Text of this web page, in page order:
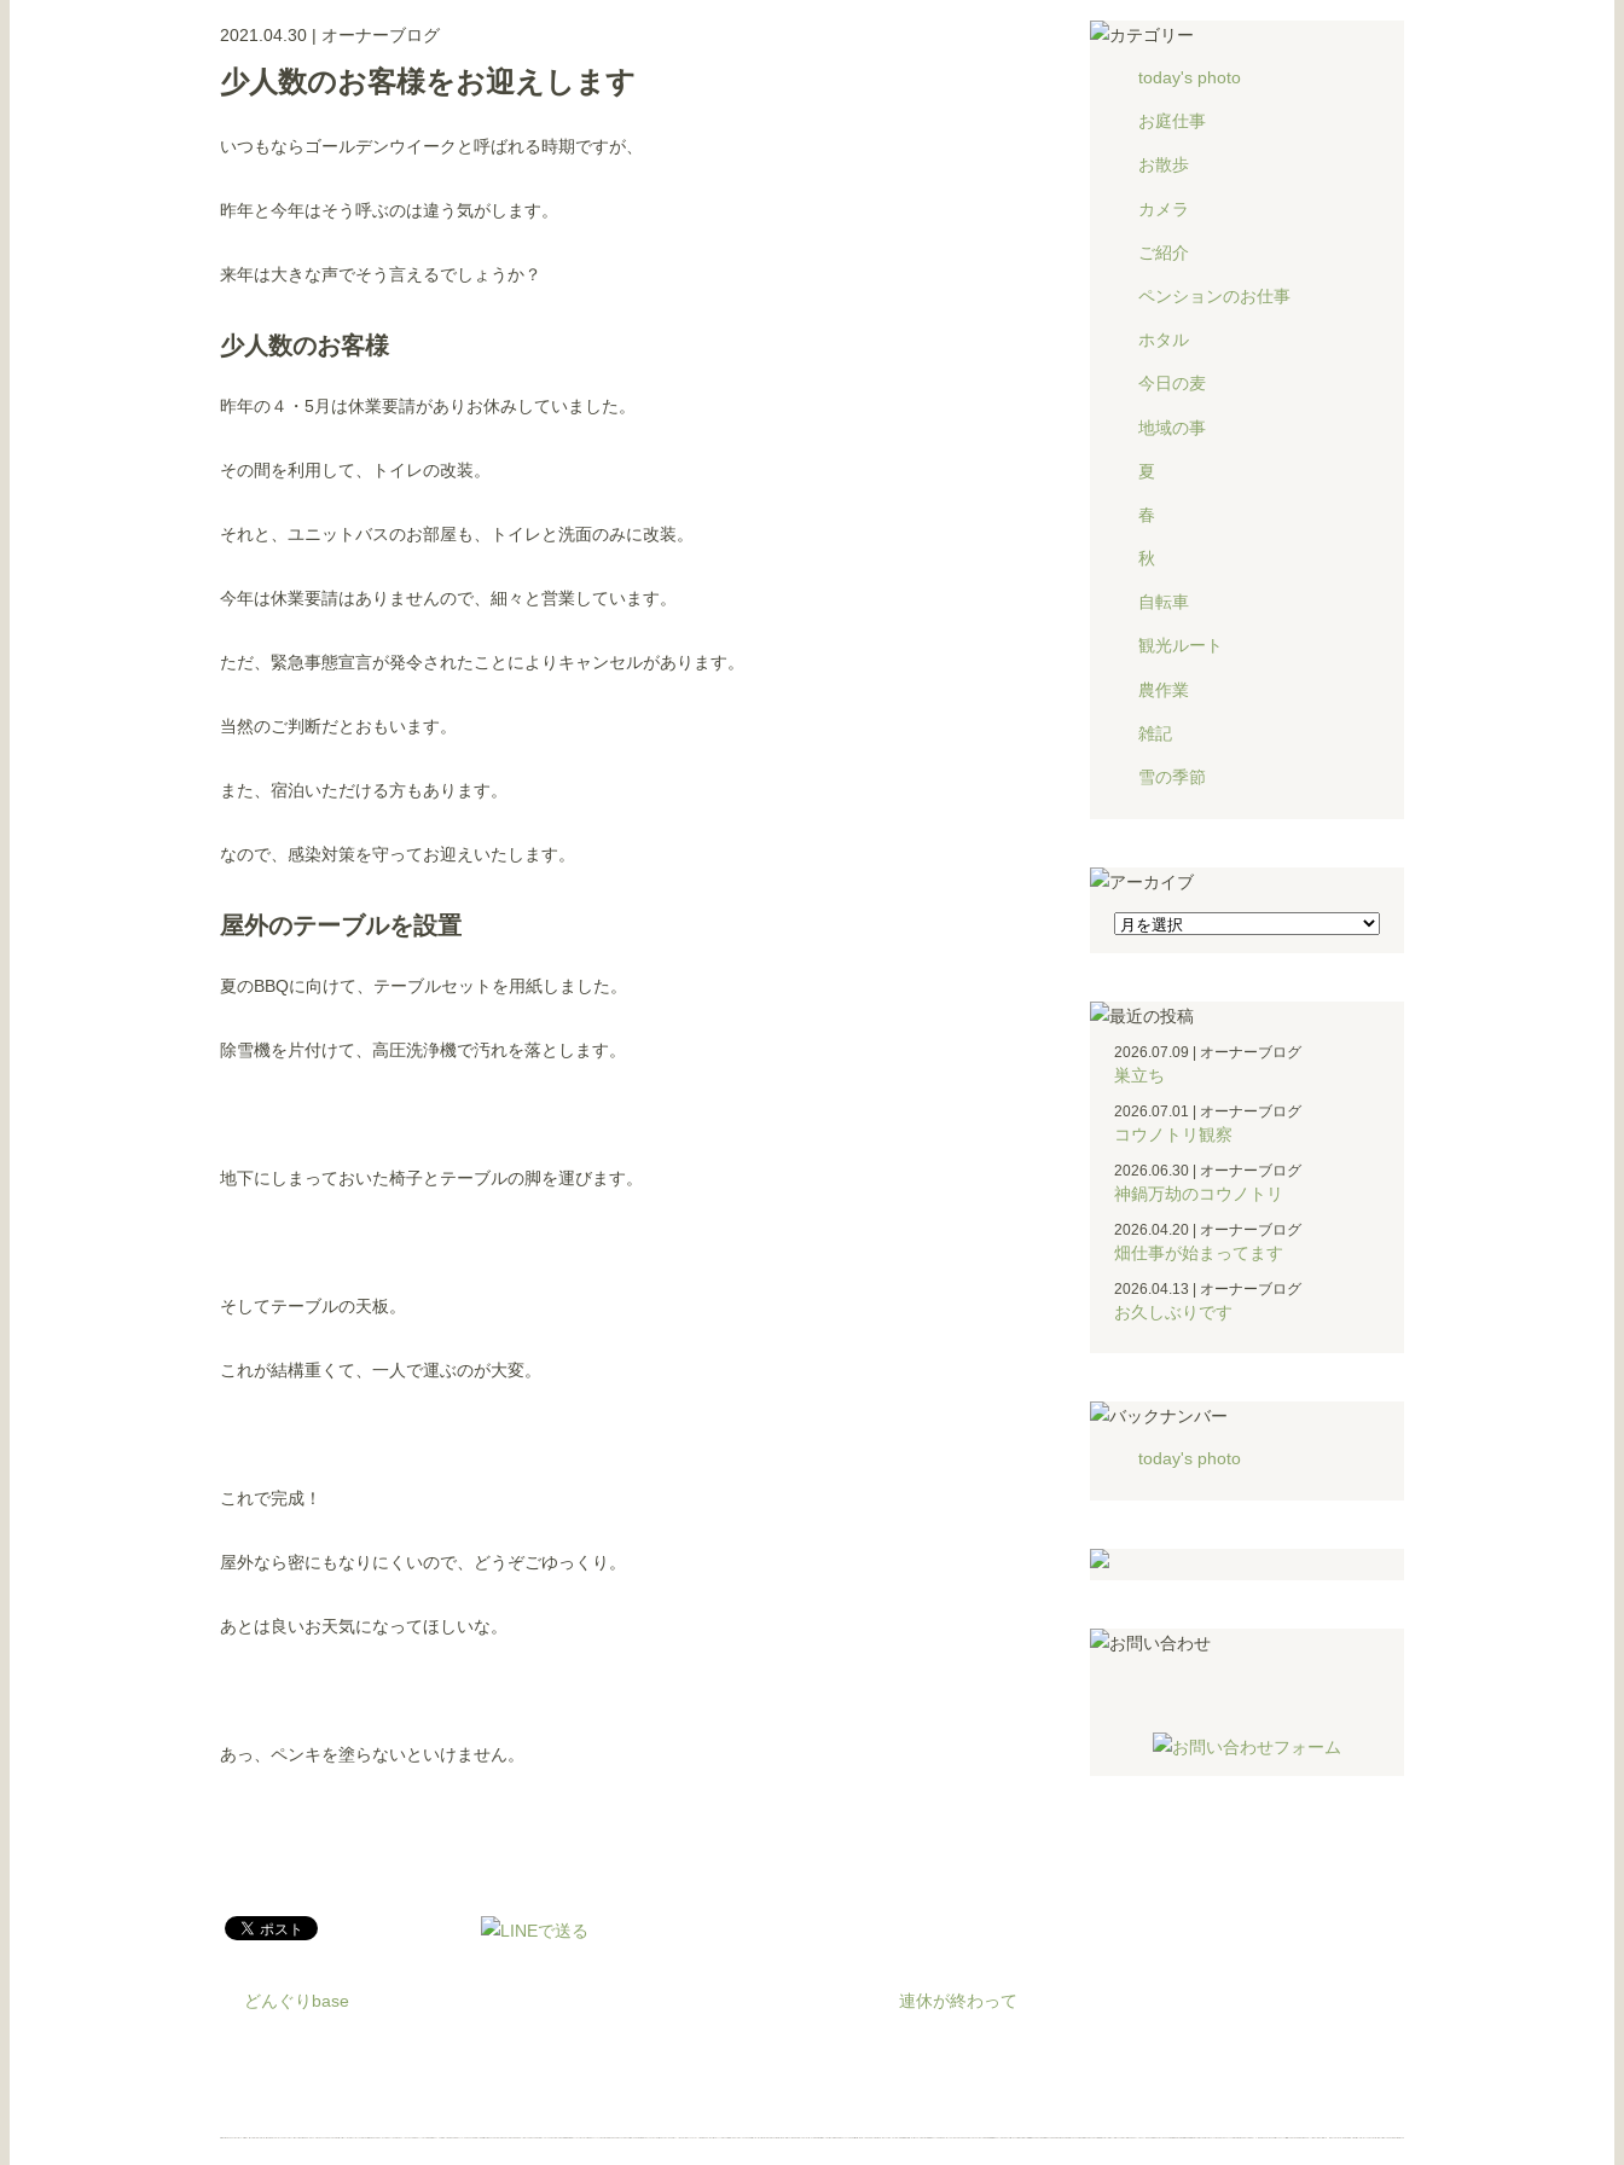
2021.04.30 | オーナーブログ
少人数のお客様をお迎えします
いつもならゴールデンウイークと呼ばれる時期ですが、
昨年と今年はそう呼ぶのは違う気がします。
来年は大きな声でそう言えるでしょうか？
少人数のお客様
昨年の４・5月は休業要請がありお休みしていました。
その間を利用して、トイレの改装。
それと、ユニットバスのお部屋も、トイレと洗面のみに改装。
今年は休業要請はありませんので、細々と営業しています。
ただ、緊急事態宣言が発令されたことによりキャンセルがあります。
当然のご判断だとおもいます。
また、宿泊いただける方もあります。
なので、感染対策を守ってお迎えいたします。
屋外のテーブルを設置
夏のBBQに向けて、テーブルセットを用紙しました。
除雪機を片付けて、高圧洗浄機で汚れを落とします。
地下にしまっておいた椅子とテーブルの脚を運びます。
そしてテーブルの天板。
これが結構重くて、一人で運ぶのが大変。
これで完成！
屋外なら密にもなりにくいので、どうぞごゆっくり。
あとは良いお天気になってほしいな。
あっ、ペンキを塗らないといけません。
どんぐりbase 連休が終わって
today's photo
お庭仕事
お散歩
カメラ
ご紹介
ペンションのお仕事
ホタル
今日の麦
地域の事
夏
春
秋
自転車
観光ルート
農作業
雑記
雪の季節
2026.07.09 オーナーブログ
巣立ち
2026.07.01 オーナーブログ
コウノトリ観察
2026.06.30 オーナーブログ
神鍋万劫のコウノトリ
2026.04.20 オーナーブログ
畑仕事が始まってます
2026.04.13 オーナーブログ
お久しぶりです
today's photo